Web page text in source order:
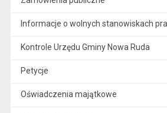
Informacje o wolnych stanowiskach
Kontrole Urzędu Gminy Nowa Ruda
Petycje
Oświadczenia majątkowe